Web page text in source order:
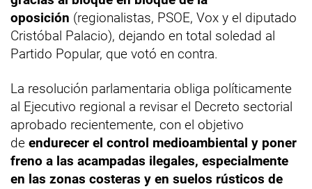
oposición (regionalistas, PSOE, Vox y el diputado
Cristóbal Palacio), dejando en total soledad al
Partido Popular, que votó en contra.
La resolución parlamentaria obliga políticamente
al Ejecutivo regional a revisar el Decreto sectorial
aprobado recientemente, con el objetivo
de endurecer el control medioambiental y poner
freno a las acampadas ilegales, especialmente
en las zonas costeras y en suelos rústicos de